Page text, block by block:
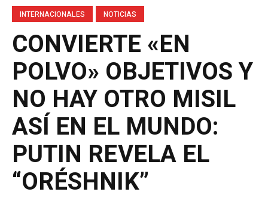
INTERNACIONALES NOTICIAS
CONVIERTE «EN
POLVO» OBJETIVOS Y
NO HAY OTRO MISIL
ASÍ EN EL MUNDO:
PUTIN REVELA EL
“ORÉSHNIK”